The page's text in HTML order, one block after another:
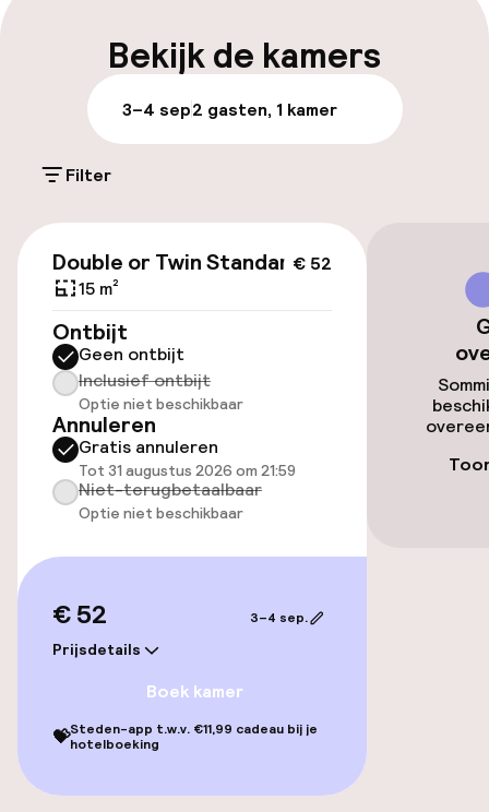
Parkeren & mobiliteit
Openbaar parkeren
Toegankelijkheid
Lift
Entertainment
Gratis wifi
Eet- en drinkgelegenheden
Bar
Beleid
Overal rookvrij
Bekijk de kamers
3–4 sep2 gasten, 1 kamer
Filter
€ 52
Double or Twin Standard
15 m²
Ontbijt
Geen ontbijt
Inclusief ontbijt
Optie niet beschikbaar
Annuleren
Gratis annuleren
Tot 31 augustus 2026 om 21:59
Niet-terugbetaalbaar
Optie niet beschikbaar
€ 52
Prijsdetails
3–4 sep.
Boek kamer
💝Steden-app t.w.v. €11,99 cadeau bij je
hotelboeking